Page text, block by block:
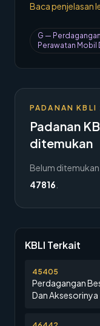
Member Area
Baca penjelasan
G —
Perawatan
PADANAN
Padanan
ditemukan
Belum
47816
KBLI Terkait
45405
Perdagangan
Dan Aksesorinya